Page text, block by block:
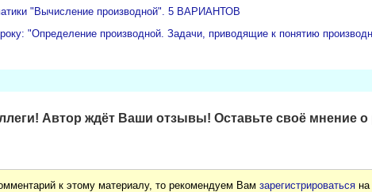
"Вычисление производной". 5 ВАРИАНТОВ
"Определение производной. Задачи, приводящие к понятию
Автор ждёт Ваши отзывы! Оставьте своё мнение о
к этому материалу, то рекомендуем Вамзарегистрироваться